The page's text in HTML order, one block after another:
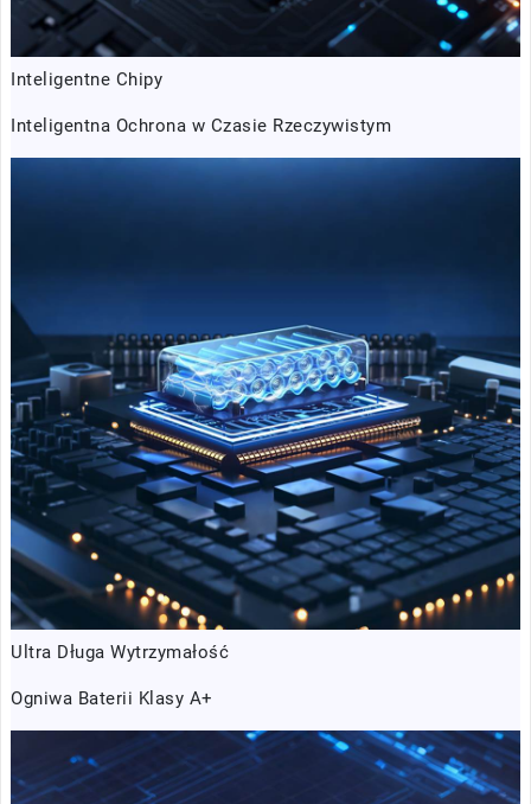
Inteligentne Chipy
Inteligentna Ochrona w Czasie Rzeczywistym
Ultra Długa Wytrzymałość
Ogniwa Baterii Klasy A+